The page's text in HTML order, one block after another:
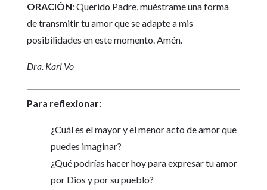
ORACIÓN: Querido Padre, muéstrame una forma
de transmitir tu amor que se adapte a mis
posibilidades en este momento. Amén.
Dra. Kari Vo
Para reflexionar:
¿Cuál es el mayor y el menor acto de amor que
puedes imaginar?
¿Qué podrías hacer hoy para expresar tu amor
por Dios y por su pueblo?